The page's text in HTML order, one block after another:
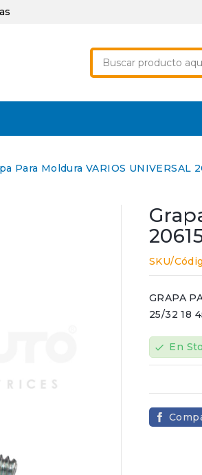
Para Moldura VARIOS UNIVERSAL
SKU/
GRAPA
25/32 18
check En